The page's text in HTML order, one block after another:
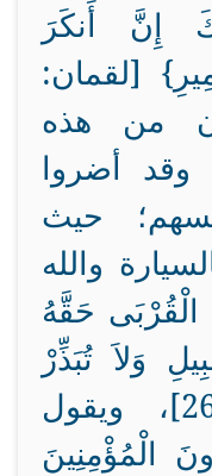
إِنَّ أَنكَرَ
[لقمان:
من هذه
وقد أضروا
حيث
والله
حَقَّهُ
وَلاَ تُبَذِّرْ
تَبْذِيرًا} [الإسراء: 26]، ويقول
الْمُؤْمِنِينَ